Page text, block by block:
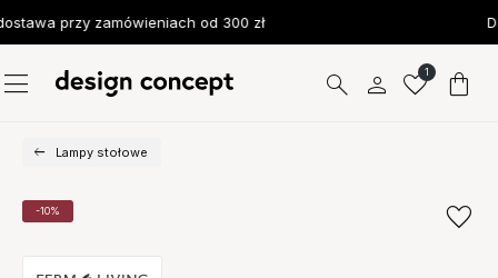
przy zamówieniach od 300 zł
1
Lampy stołowe
-10%